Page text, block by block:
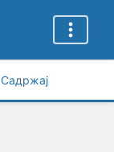
Садржај